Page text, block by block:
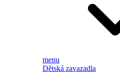
menu
Dětská zavazadla